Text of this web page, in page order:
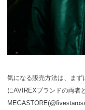
気になる販売方法は、まず
にAVIREXブランドの両者